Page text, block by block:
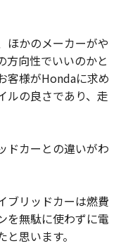
ほかのメーカーがや
方向性でいいのかと
客様がHondaに求め
ルの良さであり、走
ドカーとの違いがわ
ブリッドカーは燃費
を無駄に使わずに電
思います。